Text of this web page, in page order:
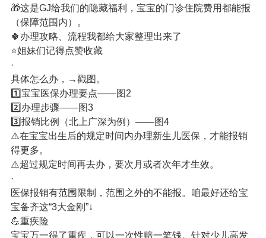
🎁这是GJ给我们的隐藏福利，宝宝的门诊住院费用都能报
（保障范围内）。
🍀办理攻略、流程我都给大家整理出来了
⭐姐妹们记得点赞收藏
·
具体怎么办，→戳图。
1️⃣宝宝医保办理要点——图2
2️⃣办理步骤——图3
3️⃣报销比例（北上广深为例）——图4
⚠️在宝宝出生后的规定时间内办理新生儿医保，才能报销
得更多。
⚠️超过规定时间再去办，要次月或者次年才生效。
·
医保报销有范围限制，范围之外的不能报。咱最好还给宝
宝备齐这“3大金刚”↓
💪重疾险
宝宝万一得了重疾，可以一次性赔一笔钱。针对少儿高发